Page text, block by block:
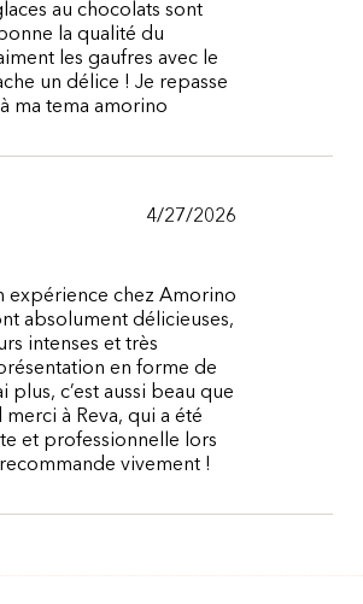
au chocolats sont
la qualité du
les gaufres avec le
un délice ! Je repasse
ma tema amorino
4/27/2026
expérience chez Amorino
absolument délicieuses,
intenses et très
en forme de
plus, c’est aussi beau que
merci à Reva, qui a été
et professionnelle lors
vivement !